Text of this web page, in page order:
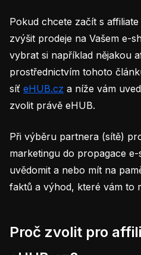
Pokud chcete začít s
zvýšit prodeje na Vašem e-
vybrat si například nějakou
prostřednictvím tohoto
síť eHUB.cz a níže vám
zvolit právě eHUB.
Při výběru partnera (sítě)
marketingu do propagace
uvědomit a nebo mít na
faktů a výhod, které vám to
Proč zvolit pro